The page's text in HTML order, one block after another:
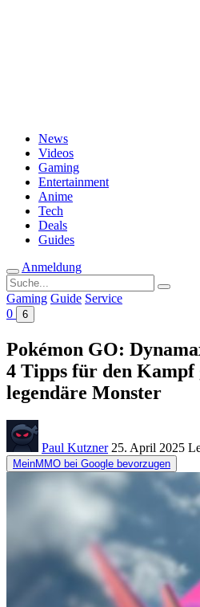
News
Videos
Gaming
Entertainment
Anime
Tech
Deals
Guides
Anmeldung
Suche
nach:
Gaming Guide Service
0
6
Pokémon GO:
4 Tipps für den Kampf
legendäre Monster
Paul Kutzner 25. April 2025
MeinMMO bei Google bevorzugen